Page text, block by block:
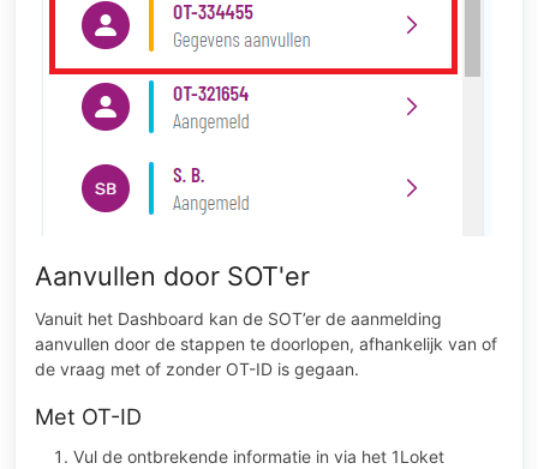
Aanvullen door SOT'er
Vanuit het Dashboard kan de SOT’er de aanmelding
aanvullen door de stappen te doorlopen, afhankelijk van of
de vraag met of zonder OT-ID is gegaan.
Met OT-ID
Vul de ontbrekende informatie in via het 1Loket